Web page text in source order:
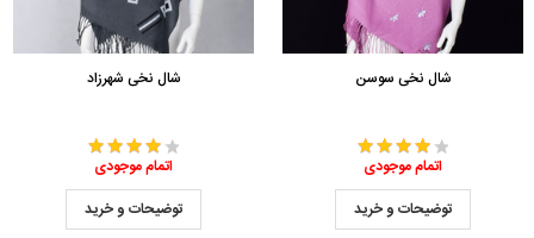
شال نخی سوسن
اتمام موجودی
توضیحات و خرید
شال نخی شهرزاد
اتمام موجودی
توضیحات و خرید